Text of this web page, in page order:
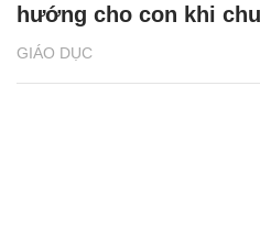
GIÁO DỤC
hướng cho con khi